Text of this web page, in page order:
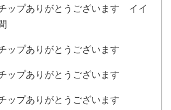
ップありがとうございます イイ
ップありがとうございます
ップありがとうございます
ップありがとうございます